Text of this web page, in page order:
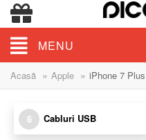
MENU
Acasă » Apple » iPhone 7 Plus
6 Cabluri USB